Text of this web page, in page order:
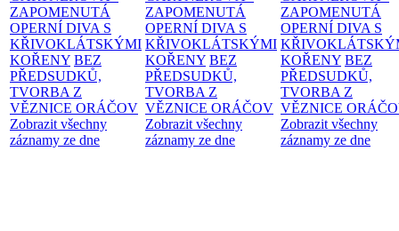
ZAPOMENUTÁ
OPERNÍ DIVA S
KŘIVOKLÁTSKÝMI
KOŘENY BEZ
PŘEDSUDKŮ,
TVORBA Z
VĚZNICE ORÁČOV
Zobrazit všechny
záznamy ze dne
ZAPOMENUTÁ
OPERNÍ DIVA S
KŘIVOKLÁTSKÝMI
KOŘENY BEZ
PŘEDSUDKŮ,
TVORBA Z
VĚZNICE ORÁČOV
Zobrazit všechny
záznamy ze dne
ZAPOMENUTÁ
OPERNÍ DIVA S
KOŘENY BEZ
PŘEDSUDKŮ,
TVORBA Z
VĚZNICE
Zobrazit všechny
záznamy ze dne